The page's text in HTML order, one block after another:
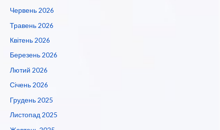
Червень 2026
Травень 2026
Квітень 2026
Березень 2026
Лютий 2026
Січень 2026
Грудень 2025
Листопад 2025